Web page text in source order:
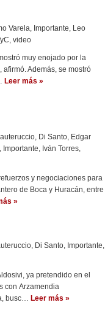
Varela, Importante, Leo
, video
muy enojado por la
Además, se mostró
Leer más »
, Di Santo, Edgar
, Importante, Iván Torres,
y negociaciones para
de Boca y Huracán, entre
»
, Di Santo, Importante,
ya pretendido en el
con Arzamendia
busc… Leer más »